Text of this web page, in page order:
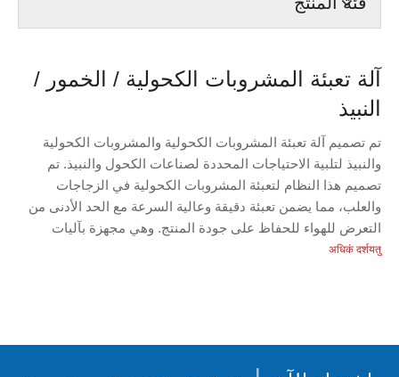
آلة تعبئة المشروبات الكحولية / الخمور /
النبيذ
تم تصميم آلة تعبئة المشروبات الكحولية والمشروبات الكحولية
والنبيذ لتلبية الاحتياجات المحددة لصناعات الكحول والنبيذ. تم
تصميم هذا النظام لتعبئة المشروبات الكحولية في الزجاجات
والعلب، مما يضمن تعبئة دقيقة وعالية السرعة مع الحد الأدنى من
التعرض للهواء للحفاظ على جودة المنتج. وهي مجهزة بآليات
مضادة للرغوة والتحكم في درجة الحرارة لضمان أن عملية التعبئة
अधिकं दर्शयतु